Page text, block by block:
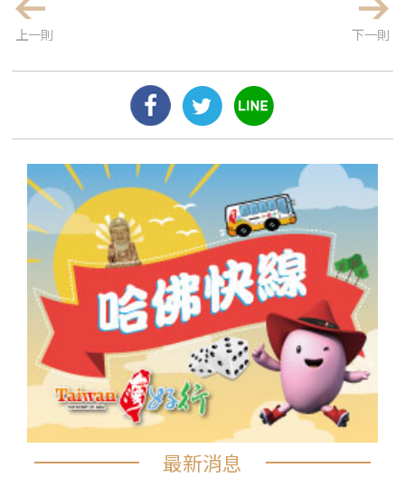
上一則 下一則
最新消息